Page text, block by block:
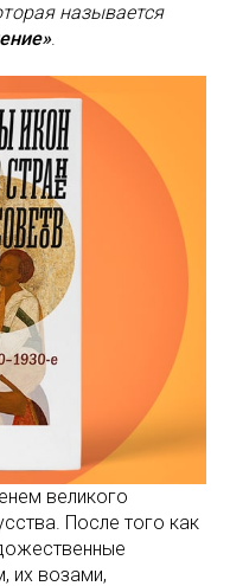
называется
.
великого
После того как
их возами,